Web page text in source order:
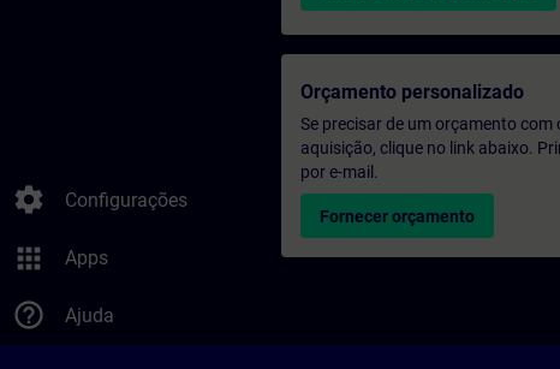
settings Configurações
apps Apps
help_outline Ajuda
Orçamento personalizado
Se precisar de um orçamento
aquisição, clique no link abaixo.
por e-mail.
Fornecer orçamento